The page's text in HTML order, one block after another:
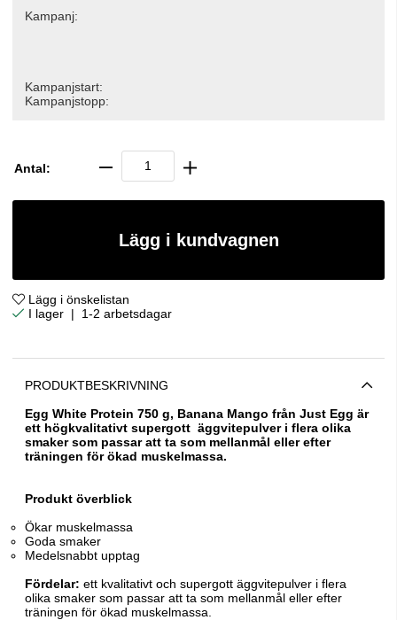
Kampanj:
Kampanjstart:
Kampanjstopp:
Antal:
Lägg i kundvagnen
Lägg i önskelistan
| 1-2 arbetsdagar
PRODUKTBESKRIVNING
Egg White Protein 750 g, Banana Mango från Just Egg är
ett högkvalitativt supergott äggvitepulver i flera olika
smaker som passar att ta som mellanmål eller efter
träningen för ökad muskelmassa.
Produkt överblick
Ökar muskelmassa
Goda smaker
Medelsnabbt upptag
Fördelar: ett kvalitativt och supergott äggvitepulver i flera
olika smaker som passar att ta som mellanmål eller efter
träningen för ökad muskelmassa.